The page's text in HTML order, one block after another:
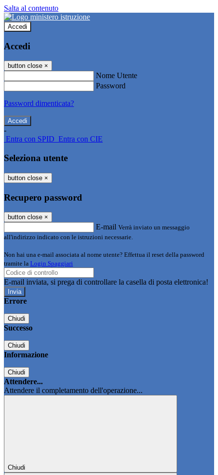
Salta al contenuto
Accedi
Accedi
button close ×
Nome Utente
Password
Password dimenticata?
-
Entra con SPID Entra con CIE
Seleziona utente
button close ×
Recupero password
button close ×
E-mail Verrà inviato un messaggio
all'indirizzo indicato con le istruzioni necessarie.
Non hai una e-mail associata al nome utente? Effettua il reset della password
tramite la Login Spaggiari
E-mail inviata, si prega di controllare la casella di posta elettronica!
Errore
Chiudi
Successo
Chiudi
Informazione
Chiudi
Attendere...
Attendere il completamento dell'operazione...
Chiudi